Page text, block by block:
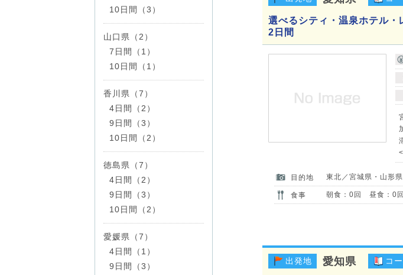
選べるシティ・温泉ホテル
2日間
目的地 東北／宮城県・山形
食事 朝食：0回 昼食：0
出発地 愛知県 コ
10日間（3）
山口県（2）
7日間（1）
10日間（1）
香川県（7）
4日間（2）
9日間（3）
10日間（2）
徳島県（7）
4日間（2）
9日間（3）
10日間（2）
愛媛県（7）
4日間（1）
9日間（3）